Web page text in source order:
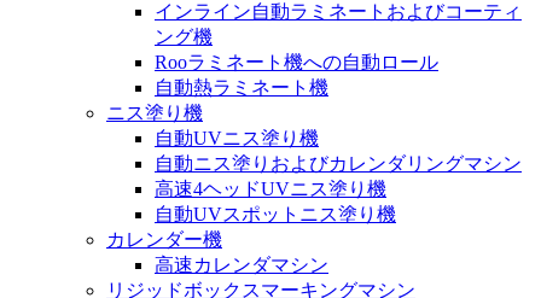
インライン自動ラミネートおよびコーティ
ング機
Rooラミネート機への自動ロール
自動熱ラミネート機
ニス塗り機
自動UVニス塗り機
自動ニス塗りおよびカレンダリングマシン
高速4ヘッドUVニス塗り機
自動UVスポットニス塗り機
カレンダー機
高速カレンダマシン
リジッドボックスマーキングマシン